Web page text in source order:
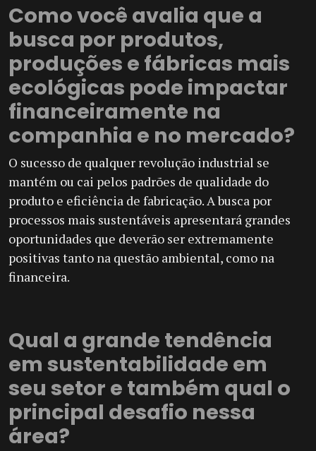
Como você avalia que a
busca por produtos,
produções e fábricas mais
ecológicas pode impactar
financeiramente na
companhia e no mercado?
O sucesso de qualquer revolução industrial se
mantém ou cai pelos padrões de qualidade do
produto e eficiência de fabricação. A busca por
processos mais sustentáveis apresentará grandes
oportunidades que deverão ser extremamente
positivas tanto na questão ambiental, como na
financeira.
Qual a grande tendência
em sustentabilidade em
seu setor e também qual o
principal desafio nessa
área?